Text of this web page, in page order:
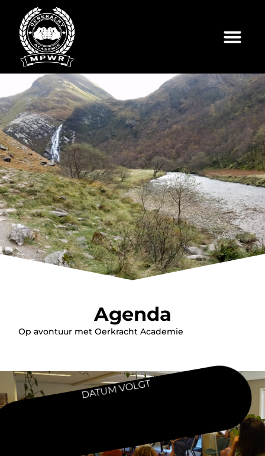
Agenda
Op avontuur met Oerkracht Academie
DATUM VOLGT